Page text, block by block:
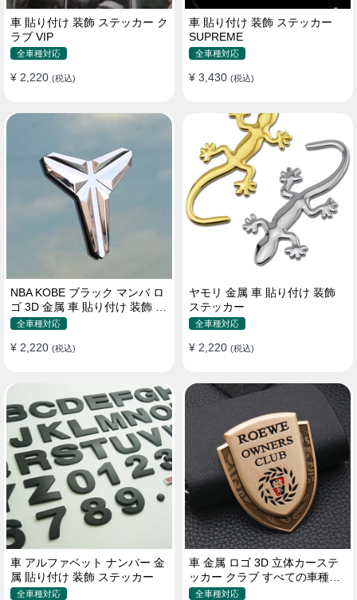
車 貼り付け 装飾 ステッカー ク
ラブ VIP
全車種対応
¥ 2,220 (税込)
車 貼り付け 装飾 ステッカー
SUPREME
全車種対応
¥ 3,430 (税込)
NBA KOBE ブラック マンバ ロ
ゴ 3D 金属 車 貼り付け 装飾 ス
テッカー
全車種対応
¥ 2,220 (税込)
ヤモリ 金属 車 貼り付け 装飾
ステッカー
全車種対応
¥ 2,220 (税込)
車 アルファベット ナンバー 金
属 貼り付け 装飾 ステッカー
全車種対応
車 金属 ロゴ 3D 立体カーステ
ッカー クラブ すべての車種対
応 カスタム サイドポスト
全車種対応